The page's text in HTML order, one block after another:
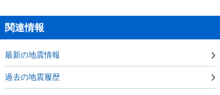
関連情報
最新の地震情報
過去の地震履歴